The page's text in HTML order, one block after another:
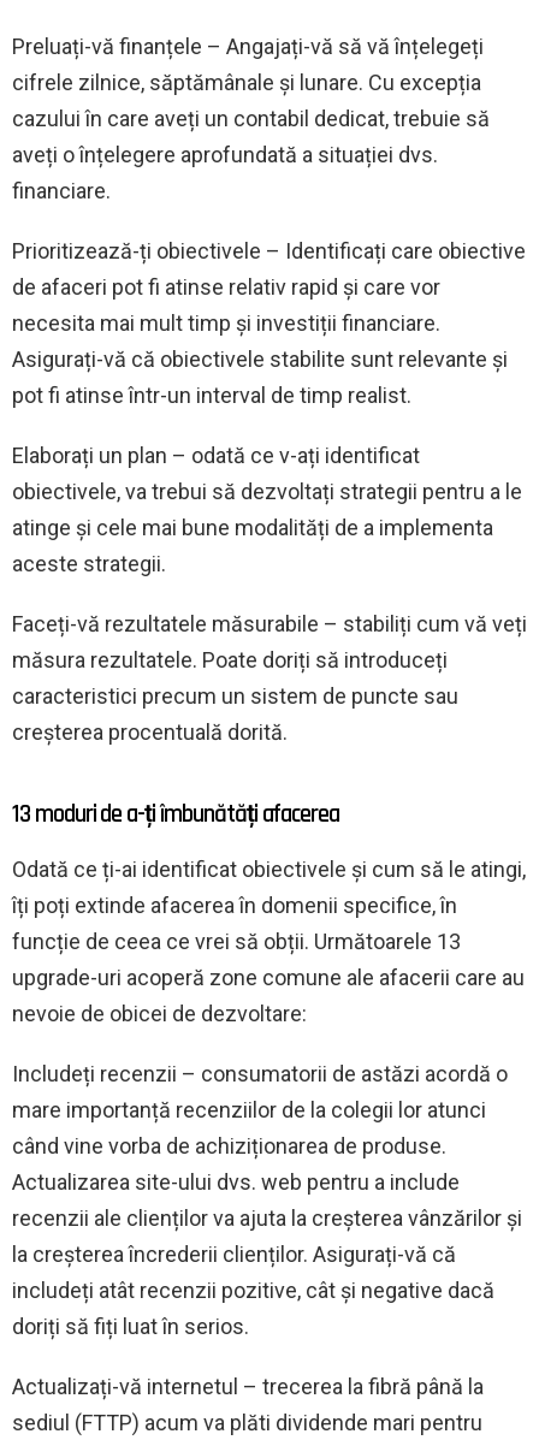
Preluați-vă finanțele – Angajați-vă să vă înțelegeți
cifrele zilnice, săptămânale și lunare. Cu excepția
cazului în care aveți un contabil dedicat, trebuie să
aveți o înțelegere aprofundată a situației dvs.
financiare.
Prioritizează-ți obiectivele – Identificați care obiective
de afaceri pot fi atinse relativ rapid și care vor
necesita mai mult timp și investiții financiare.
Asigurați-vă că obiectivele stabilite sunt relevante și
pot fi atinse într-un interval de timp realist.
Elaborați un plan – odată ce v-ați identificat
obiectivele, va trebui să dezvoltați strategii pentru a le
atinge și cele mai bune modalități de a implementa
aceste strategii.
Faceți-vă rezultatele măsurabile – stabiliți cum vă veți
măsura rezultatele. Poate doriți să introduceți
caracteristici precum un sistem de puncte sau
creșterea procentuală dorită.
13 moduri de a-ți îmbunătăți afacerea
Odată ce ți-ai identificat obiectivele și cum să le atingi,
îți poți extinde afacerea în domenii specifice, în
funcție de ceea ce vrei să obții. Următoarele 13
upgrade-uri acoperă zone comune ale afacerii care au
nevoie de obicei de dezvoltare:
Includeți recenzii – consumatorii de astăzi acordă o
mare importanță recenziilor de la colegii lor atunci
când vine vorba de achiziționarea de produse.
Actualizarea site-ului dvs. web pentru a include
recenzii ale clienților va ajuta la creșterea vânzărilor și
la creșterea încrederii clienților. Asigurați-vă că
includeți atât recenzii pozitive, cât și negative dacă
doriți să fiți luat în serios.
Actualizați-vă internetul – trecerea la fibră până la
sediul (FTTP) acum va plăti dividende mari pentru